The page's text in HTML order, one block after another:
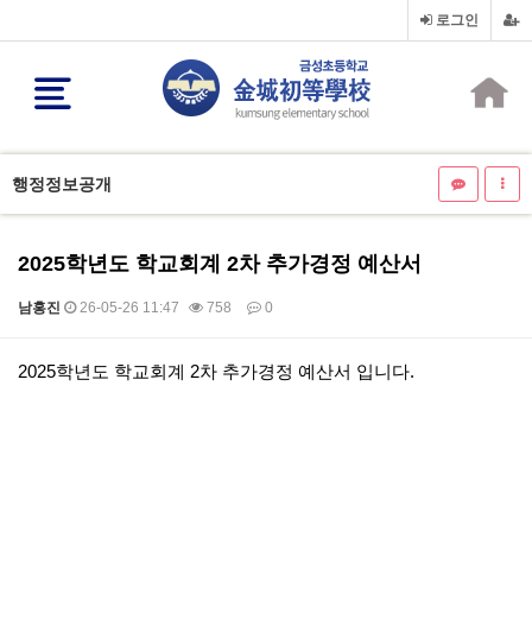
로그인
행정정보공개
2025학년도 학교회계 2차 추가경정 예산서
남홍진 26-05-26 11:47 758 0
본문
2025학년도 학교회계 2차 추가경정 예산서 입니다.